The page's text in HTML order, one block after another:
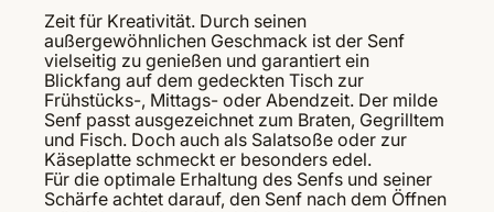
Zeit für Kreativität. Durch seinen
außergewöhnlichen Geschmack ist der Senf
vielseitig zu genießen und garantiert ein
Blickfang auf dem gedeckten Tisch zur
Frühstücks-, Mittags- oder Abendzeit. Der milde
Senf passt ausgezeichnet zum Braten, Gegrilltem
und Fisch. Doch auch als Salatsoße oder zur
Käseplatte schmeckt er besonders edel.
Für die optimale Erhaltung des Senfs und seiner
Schärfe achtet darauf, den Senf nach dem Öffnen